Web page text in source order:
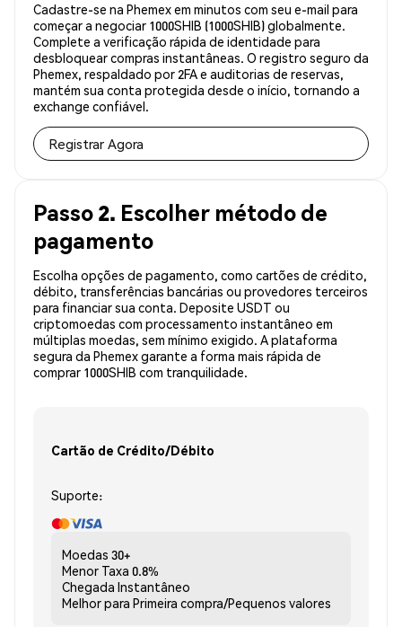
Cadastre-se na Phemex em minutos com seu e-mail para
começar a negociar 1000SHIB (1000SHIB) globalmente.
Complete a verificação rápida de identidade para
desbloquear compras instantâneas. O registro seguro da
Phemex, respaldado por 2FA e auditorias de reservas,
mantém sua conta protegida desde o início, tornando a
exchange confiável.
Registrar Agora
Passo 2. Escolher método de
pagamento
Escolha opções de pagamento, como cartões de crédito,
débito, transferências bancárias ou provedores terceiros
para financiar sua conta. Deposite USDT ou
criptomoedas com processamento instantâneo em
múltiplas moedas, sem mínimo exigido. A plataforma
segura da Phemex garante a forma mais rápida de
comprar 1000SHIB com tranquilidade.
Cartão de Crédito/Débito
Suporte:
Moedas 30+
Menor Taxa 0.8%
Chegada Instantâneo
Melhor para Primeira compra/Pequenos valores